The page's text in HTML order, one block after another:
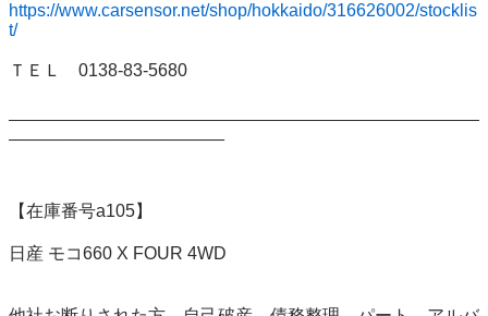
https://www.carsensor.net/shop/hokkaido/316626002/stocklis
t/
ＴＥＬ　0138-83-5680
【在庫番号a105】
日産 モコ660 X FOUR 4WD